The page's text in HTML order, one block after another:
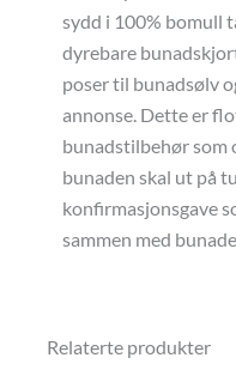
sydd i 100% bomull
dyrebare
poser til bunadsølv
annonse. Dette er
bunadstilbehør som
bunaden skal ut på
konfirmasjonsgave
sammen med
Relaterte produkter